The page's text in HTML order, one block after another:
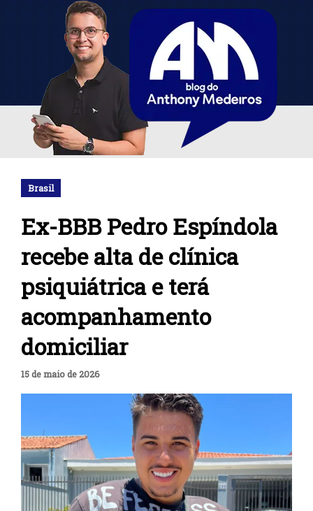
Brasil
Ex-BBB Pedro Espíndola
recebe alta de clínica
psiquiátrica e terá
acompanhamento
domiciliar
15 de maio de 2026